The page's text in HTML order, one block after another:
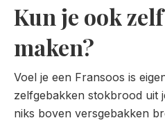
Kun je ook
maken?
Voel je een Fransoos is
zelfgebakken stokbrood uit
niks boven versgebakken